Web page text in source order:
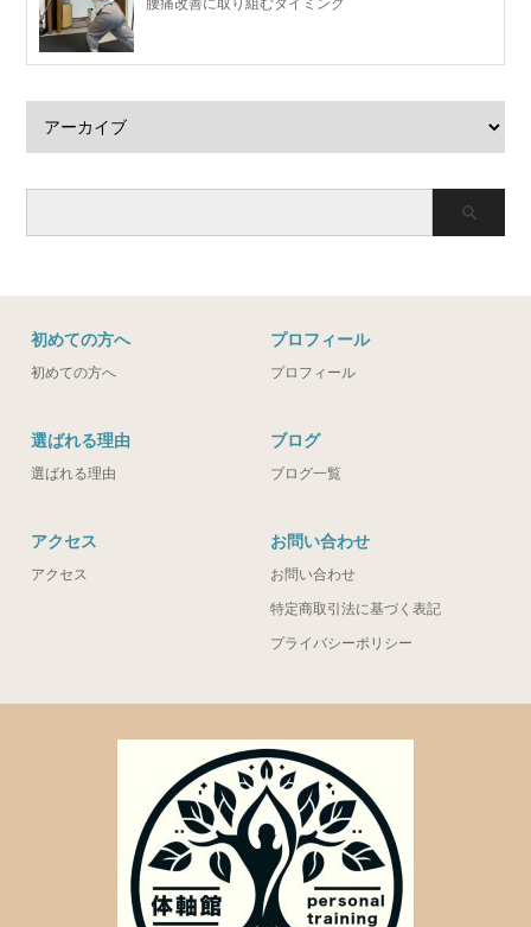
腰痛改善に取り組むタイミング
初めての方へ
初めての方へ
プロフィール
プロフィール
選ばれる理由
選ばれる理由
ブログ
ブログ一覧
アクセス
アクセス
お問い合わせ
お問い合わせ
特定商取引法に基づく表記
プライバシーポリシー